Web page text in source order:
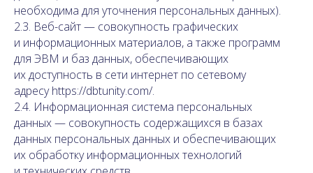
необходима для уточнения персональных данных).
2.3. Веб-сайт — совокупность графических
и информационных материалов, а также программ
для ЭВМ и баз данных, обеспечивающих
их доступность в сети интернет по сетевому
адресу https://dbtunity.com/.
2.4. Информационная система персональных
данных — совокупность содержащихся в базах
данных персональных данных и обеспечивающих
их обработку информационных технологий